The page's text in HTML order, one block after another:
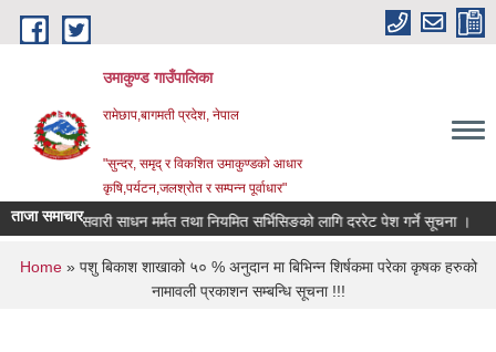
Skip to main content
उमाकुण्ड गाउँपालिका
रामेछाप,बागमती प्रदेश, नेपाल
"सुन्दर, समृद् र विकशित उमाकुण्डको आधार
कृषि,पर्यटन,जलश्रोत र सम्पन्न पूर्वाधार"
ताजा समाचार
सवारी साधन मर्मत तथा नियमित सर्भिसिङको लागि दररेट पेश गर्ने सूचना ।
You are here
Home» पशु बिकाश शाखाको ५० % अनुदान मा बिभिन्न शिर्षकमा परेका कृषक हरुको
नामावली प्रकाशन सम्बन्धि सूचना !!!